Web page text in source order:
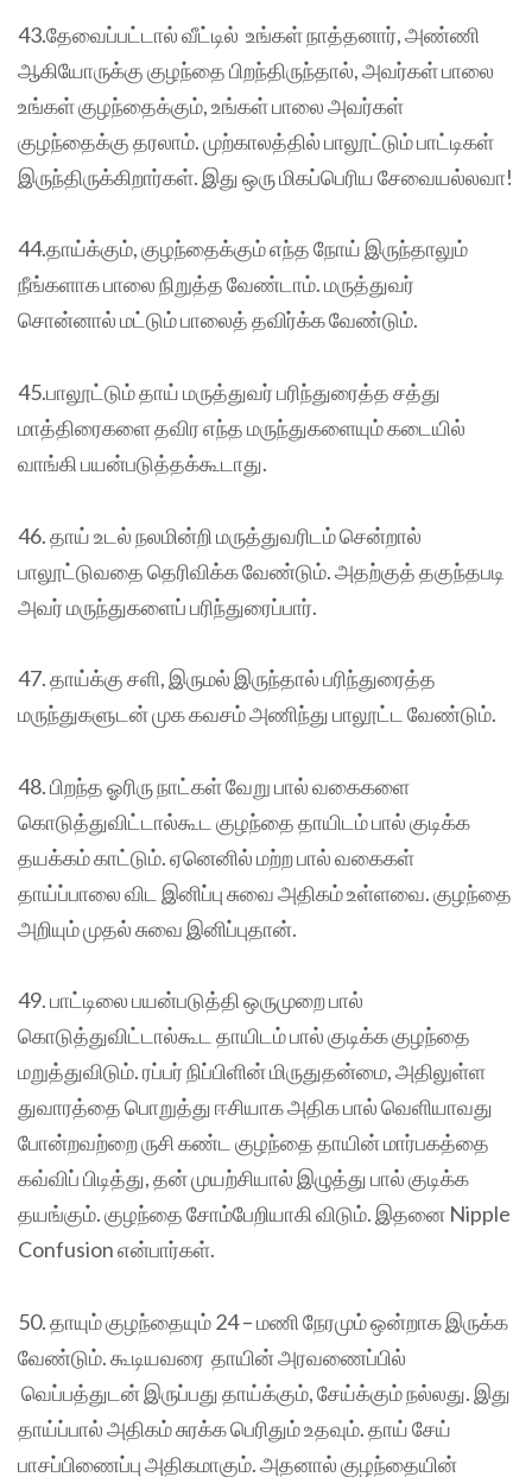
43.தேவைப்பட்டால் வீட்டில் உங்கள் நாத்தனார், அண்ணி
ஆகியோருக்கு குழந்தை பிறந்திருந்தால், அவர்கள் பாலை
உங்கள் குழந்தைக்கும், உங்கள் பாலை அவர்கள்
குழந்தைக்கு தரலாம். முற்காலத்தில் பாலூட்டும் பாட்டிகள்
இருந்திருக்கிறார்கள். இது ஒரு மிகப்பெரிய சேவையல்லவா!
44.தாய்க்கும், குழந்தைக்கும் எந்த நோய் இருந்தாலும்
நீங்களாக பாலை நிறுத்த வேண்டாம். மருத்துவர்
சொன்னால் மட்டும் பாலைத் தவிர்க்க வேண்டும்.
45.பாலூட்டும் தாய் மருத்துவர் பரிந்துரைத்த சத்து
மாத்திரைகளை தவிர எந்த மருந்துகளையும் கடையில்
வாங்கி பயன்படுத்தக்கூடாது.
46. தாய் உடல் நலமின்றி மருத்துவரிடம் சென்றால்
பாலூட்டுவதை தெரிவிக்க வேண்டும். அதற்குத் தகுந்தபடி
அவர் மருந்துகளைப் பரிந்துரைப்பார்.
47. தாய்க்கு சளி, இருமல் இருந்தால் பரிந்துரைத்த
மருந்துகளுடன் முக கவசம் அணிந்து பாலூட்ட வேண்டும்.
48. பிறந்த ஓரிரு நாட்கள் வேறு பால் வகைகளை
கொடுத்துவிட்டால்கூட குழந்தை தாயிடம் பால் குடிக்க
தயக்கம் காட்டும். ஏனெனில் மற்ற பால் வகைகள்
தாய்ப்பாலை விட இனிப்பு சுவை அதிகம் உள்ளவை. குழந்தை
அறியும் முதல் சுவை இனிப்புதான்.
49. பாட்டிலை பயன்படுத்தி ஒருமுறை பால்
கொடுத்துவிட்டால்கூட தாயிடம் பால் குடிக்க குழந்தை
மறுத்துவிடும். ரப்பர் நிப்பிளின் மிருதுதன்மை, அதிலுள்ள
துவாரத்தை பொறுத்து ஈசியாக அதிக பால் வெளியாவது
போன்றவற்றை ருசி கண்ட குழந்தை தாயின் மார்பகத்தை
கவ்விப் பிடித்து, தன் முயற்சியால் இழுத்து பால் குடிக்க
தயங்கும். குழந்தை சோம்பேறியாகி விடும். இதனை Nipple
Confusion என்பார்கள்.
50. தாயும் குழந்தையும் 24 – மணி நேரமும் ஒன்றாக இருக்க
வேண்டும். கூடியவரை தாயின் அரவணைப்பில்
வெப்பத்துடன் இருப்பது தாய்க்கும், சேய்க்கும் நல்லது. இது
தாய்ப்பால் அதிகம் சுரக்க பெரிதும் உதவும். தாய் சேய்
பாசப்பிணைப்பு அதிகமாகும். அதனால் குழந்தையின்